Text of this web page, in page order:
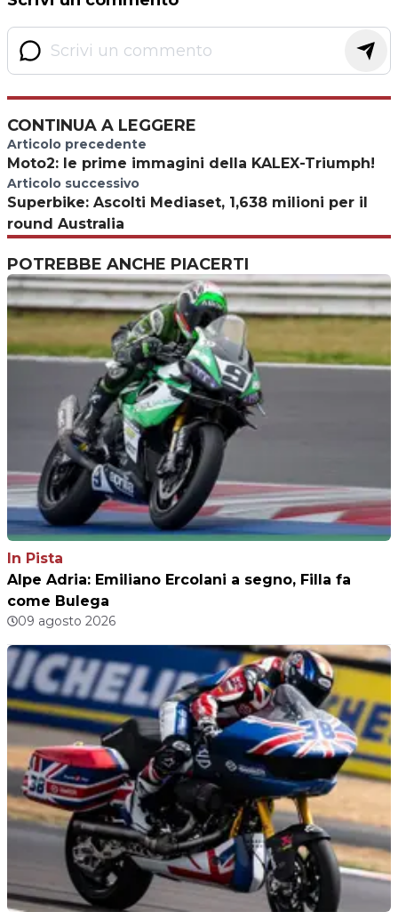
CONTINUA A LEGGERE
Articolo precedente
Moto2: le prime immagini della KALEX-Triumph!
Articolo successivo
Superbike: Ascolti Mediaset, 1,638 milioni per il
round Australia
POTREBBE ANCHE PIACERTI
In Pista
Alpe Adria: Emiliano Ercolani a segno, Filla fa
come Bulega
09 agosto 2026